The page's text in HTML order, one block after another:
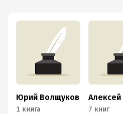
Юрий Волщуков
1 книга 7 книг